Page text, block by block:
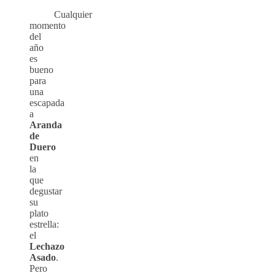
Cualquier
momento
del
año
es
bueno
para
una
escapada
a
Aranda
de
Duero
en
la
que
degustar
su
plato
estrella:
el
Lechazo
Asado.
Pero